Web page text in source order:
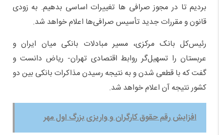
بردیم تا در مجوز صرافی ها تغییرات اساسی بدهیم. به زودی
قانون و مقررات جدید تأسیس صرافی‌ها اعلام خواهد شد.
رئیس‌کل بانک مرکزی، مسیر مبادلات بانکی میان ایران و
عربستان را تسهیل‌گر روابط اقتصادی تهران- ریاض دانست و
گفت که با قطعی شدن و به نتیجه رسیدن مذاکرات بانکی بین دو
کشور نتیجه آن اعلام خواهد شد.
افزایش رقم حقوق کارگران و واریزی بزرگ اول مهر